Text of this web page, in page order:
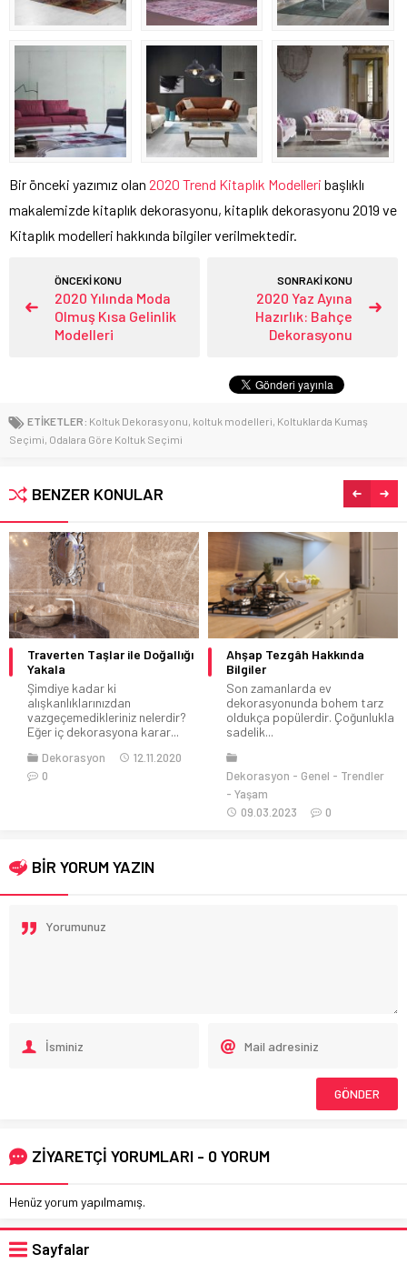
Bir önceki yazımız olan 2020 Trend Kitaplık Modelleri başlıklı
makalemizde kitaplık dekorasyonu, kitaplık dekorasyonu 2019 ve
Kitaplık modelleri hakkında bilgiler verilmektedir.
ÖNCEKİ KONU
2020 Yılında Moda
Olmuş Kısa Gelinlik
Modelleri
SONRAKİ KONU
2020 Yaz Ayına
Hazırlık: Bahçe
Dekorasyonu
ETİKETLER: Koltuk Dekorasyonu koltuk modelleri Koltuklarda Kumaş
Seçimi Odalara Göre Koltuk Seçimi
BENZER KONULAR
Ahşap Tezgâh Hakkında
Bilgiler
Son zamanlarda ev
dekorasyonunda bohem tarz
oldukça popülerdir. Çoğunlukla
sadelik...
Dekorasyon
Ev İçin Şömine Modelleri
Evinizin tarzını değiştirmek
istiyorsanız ya da yeni bir eve
taşınacaksınız...
BİR YORUM YAZIN
ZİYARETÇİ YORUMLARI - 0 YORUM
Henüz yorum yapılmamış.
Sayfalar